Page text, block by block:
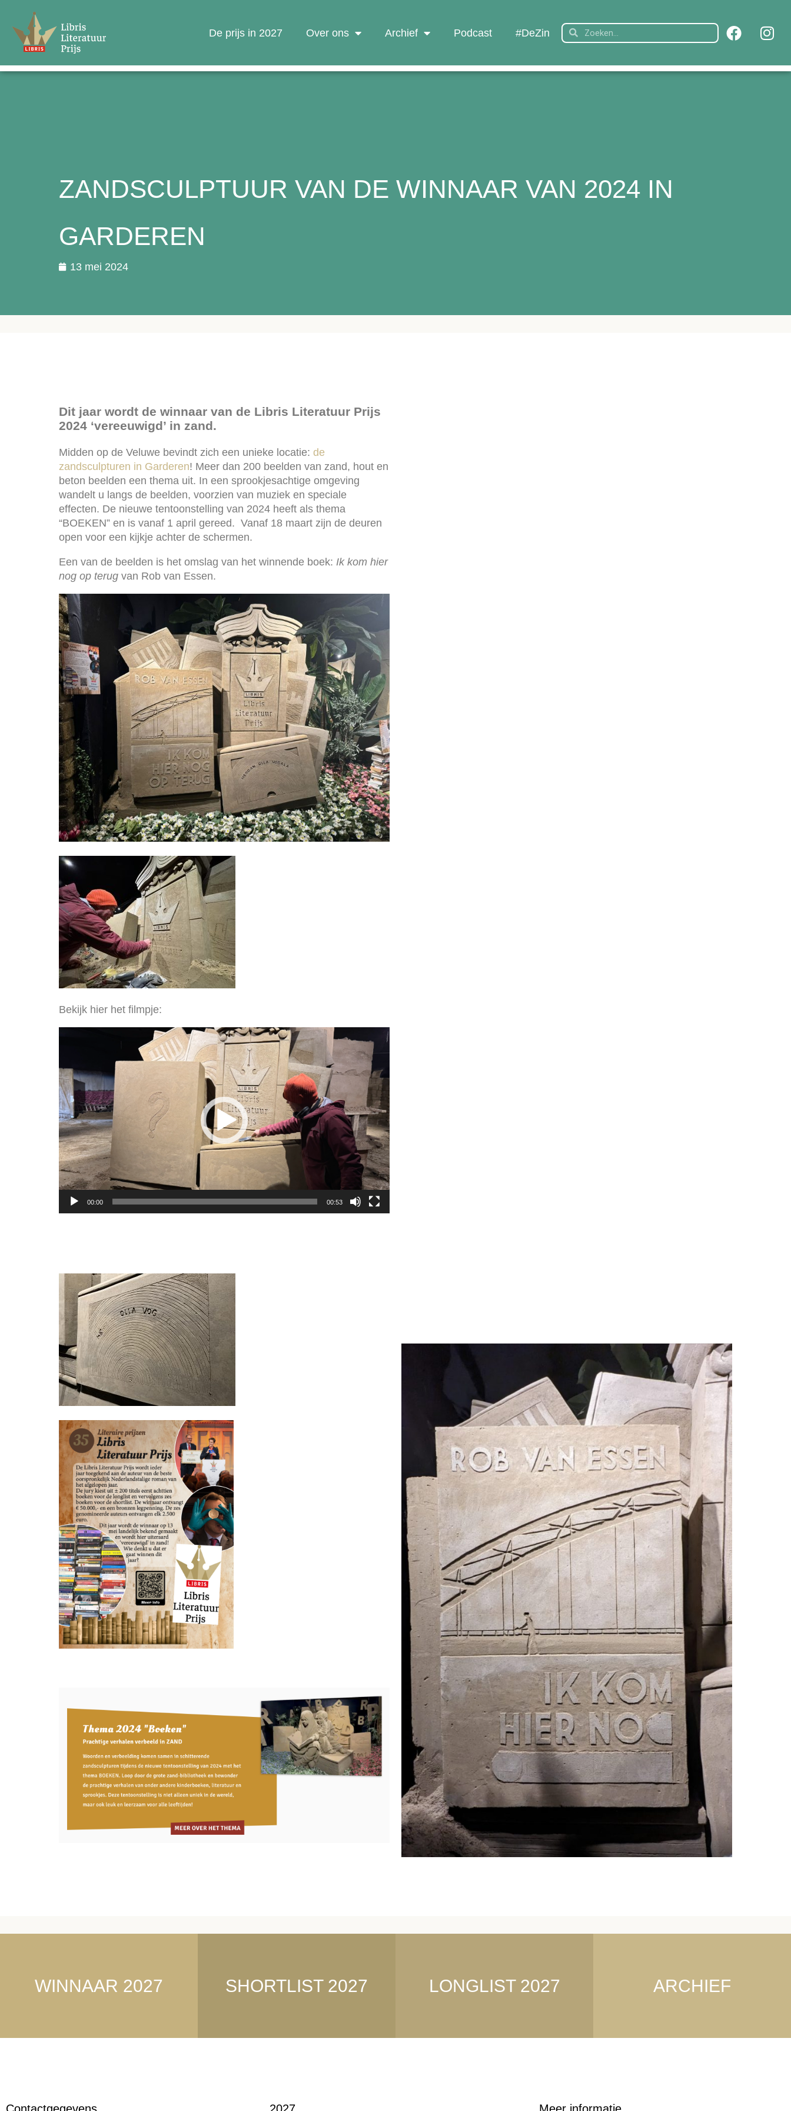
De prijs in 2027 Over ons Archief Podcast #DeZin
ZANDSCULPTUUR VAN DE WINNAAR VAN 2024 IN
GARDEREN
13 mei 2024
Dit jaar wordt de winnaar van de Libris Literatuur Prijs
2024 ‘vereeuwigd’ in zand.
Midden op de Veluwe bevindt zich een unieke locatie: de
zandsculpturen in Garderen! Meer dan 200 beelden van zand, hout en
beton beelden een thema uit. In een sprookjesachtige omgeving
wandelt u langs de beelden, voorzien van muziek en speciale
effecten. De nieuwe tentoonstelling van 2024 heeft als thema
“BOEKEN” en is vanaf 1 april gereed. Vanaf 18 maart zijn de deuren
open voor een kijkje achter de schermen.
Een van de beelden is het omslag van het winnende boek: Ik kom hier
nog op terug van Rob van Essen.
Bekijk hier het filmpje:
00:00 00:53
WINNAAR 2027 SHORTLIST 2027 LONGLIST 2027 ARCHIEF